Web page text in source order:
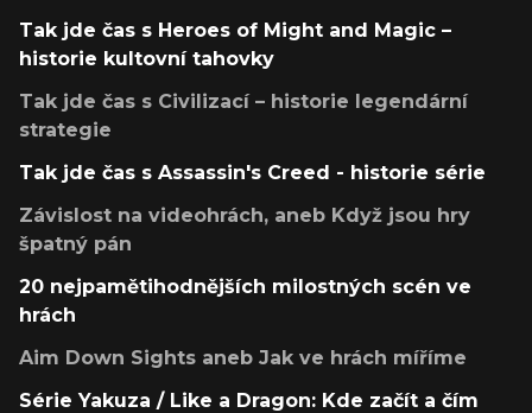
Tak jde čas s Heroes of Might and Magic –
historie kultovní tahovky
Tak jde čas s Civilizací – historie legendární
strategie
Tak jde čas s Assassin's Creed - historie série
Závislost na videohrách, aneb Když jsou hry
špatný pán
20 nejpamětihodnějších milostných scén ve
hrách
Aim Down Sights aneb Jak ve hrách míříme
Série Yakuza / Like a Dragon: Kde začít a čím